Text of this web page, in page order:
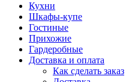
Кухни
Шкафы-купе
Гостиные
Прихожие
Гардеробные
Доставка и оплата
Как сделать заказ